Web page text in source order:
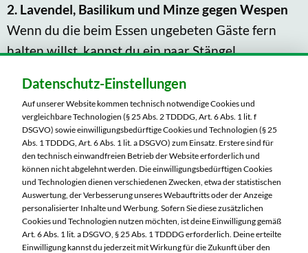
2. Lavendel, Basilikum und Minze gegen Wespen
Wenn du die beim Essen ungebeten Gäste fern
halten willst, kannst du ein paar Stängel
Beispiel Lavendel, Basilikum oder Minze auf der
Picknick-Decke verteilen. So hast du Deko und
Wespen-Abschrecker in einem.
3. Muffinblech mal anders
Ein Muffinblech kann beim Picknick durchaus
praktisch sein: Beispielsweise als Becherhalter,
Datenschutz-Einstellungen
Auf unserer Website kommen technisch notwendige Cookies und
vergleichbare Technologien (§ 25 Abs. 2 TDDDG, Art. 6 Abs. 1 lit. f
DSGVO) sowie einwilligungsbedürftige Cookies und Technologien (§ 25
Abs. 1 TDDDG, Art. 6 Abs. 1 lit. a DSGVO) zum Einsatz. Erstere sind für
den technisch einwandfreien Betrieb der Website erforderlich und
können nicht abgelehnt werden. Die einwilligungsbedürftigen Cookies
und Technologien dienen verschiedenen Zwecken, etwa der statistischen
Auswertung, der Verbesserung unseres Webauftritts oder der Anzeige
personalisierter Inhalte und Werbung. Sofern Sie diese zusätzlichen
Cookies und Technologien nutzen möchten, ist deine Einwilligung gemäß
Art. 6 Abs. 1 lit. a DSGVO, § 25 Abs. 1 TDDDG erforderlich. Deine erteilte
Einwilligung kannst du jederzeit mit Wirkung für die Zukunft über den